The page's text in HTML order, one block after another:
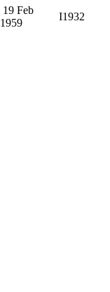
19 Feb
1959
I1932